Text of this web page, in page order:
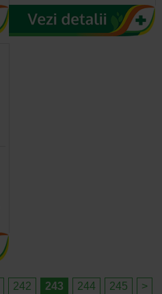
242 243 244 245 >